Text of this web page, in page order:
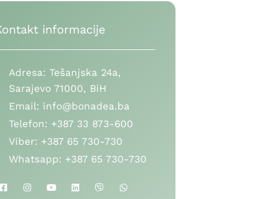
informacije
Adresa: Tešanjska 24a,
Sarajevo 71000, BiH
Email: info@bonadea.ba
Telefon: +387 33 873-600
Viber: +387 65 730-730
Whatsapp: +387 65 730-730